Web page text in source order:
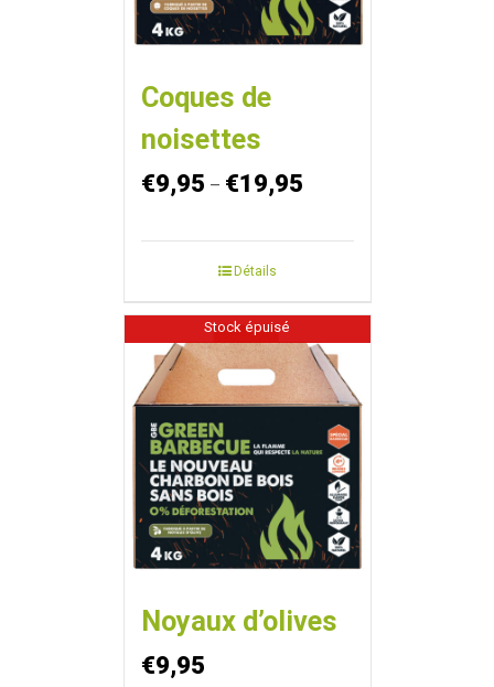
Coques de
noisettes
€9,95 – €19,95
Détails
Stock épuisé
Noyaux d’olives
€9,95